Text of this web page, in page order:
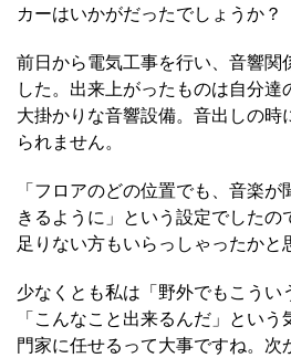
カーはいかがだったでしょうか？
前日から電気工事を行い、音響関
した。出来上がったものは自分
大掛かりな音響設備。音出しの時
られません。
「フロアのどの位置でも、音楽
きるように」という設定でしたの
足りない方もいらっしゃったか
少なくとも私は「野外でもこうい
「こんなこと出来るんだ」とい
門家に任せるって大事ですね。次